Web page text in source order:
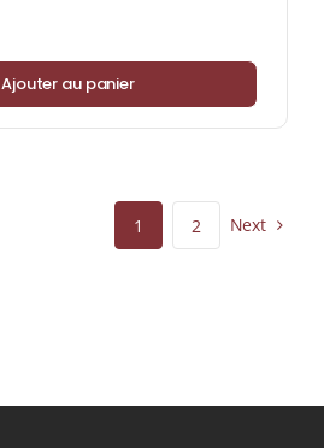
Ajouter au panier
1 2 Next